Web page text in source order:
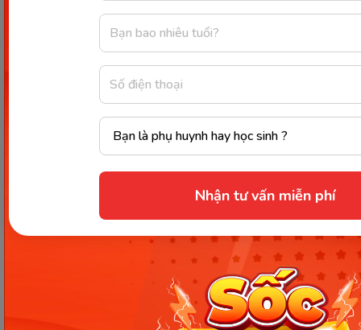
Nhận tư vấn miễn phí
Như vậy, thông qua bài viết này chúng ta đã hiểu rõ
lý do vì sao gây ra tình trạng
thai nhưng thử que 1 vạchvà các cách thử thai
chính xác nhất. Hy vọng các chị em có thể nhận
được tốt nhất. Ngoài ra, nếu các chị em còn thắc
mắc nào liên quan đến các kiến thức thai sản, chăm
sóc và nuôi dạy con, hãy truy cập website Monkey
để được giải đáp nhanh chóng, chính xác nhất nhé!
Xem thêm:
Giúp mẹ nhận biết dấu hiệu có thai sau sinh
mổ và những điều cần lưu ý
Bà bầu tháng cuối đau lưng dữ dội có nguy